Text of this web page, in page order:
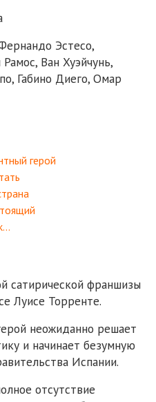
Эстесо,
Ван Хуэйчунь,
Габино Диего, Омар
герой
сатирической франшизы
Луисе Торренте.
неожиданно решает
и начинает безумную
Испании.
отсутствие